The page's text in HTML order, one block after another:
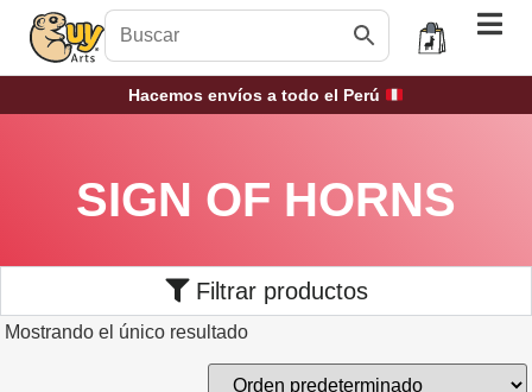
Hacemos envíos a todo el Perú
SIGN OF HORNS
Filtrar productos
Mostrando el único resultado